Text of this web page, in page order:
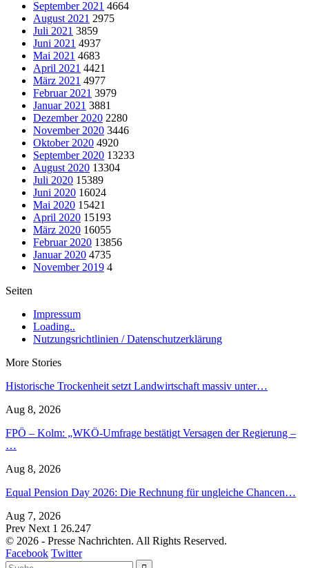
September 2021 4664
August 2021 2975
Juli 2021 3859
Juni 2021 4937
Mai 2021 4683
April 2021 4421
März 2021 4977
Februar 2021 3979
Januar 2021 3881
Dezember 2020 2280
November 2020 3446
Oktober 2020 4920
September 2020 13233
August 2020 13304
Juli 2020 15389
Juni 2020 16024
Mai 2020 15421
April 2020 15193
März 2020 16055
Februar 2020 13856
Januar 2020 4735
November 2019 4
Seiten
Impressum
Loading..
Nutzungsrichtlinien / Datenschutzerklärung
More Stories
Historische Trockenheit setzt Landwirtschaft massiv unter…
Aug 8, 2026
FPÖ – Kolm: „WKÖ-Umfrage bestätigt Versagen der Regierung –
…
Aug 8, 2026
Equal Pension Day 2026: Die Rechnung für ungleiche Chancen…
Aug 7, 2026
Prev Next 1 26.247
© 2026 - Presse Nachrichten. All Rights Reserved.
Facebook Twitter